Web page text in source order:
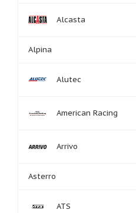
Alcasta
Alpina
Alutec
American Racing
Arrivo
Asterro
ATS